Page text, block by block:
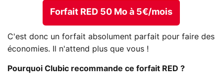
Forfait RED 50 Mo à 5€/mois
C'est donc un forfait absolument parfait pour faire des
économies. Il n'attend plus que vous !
Pourquoi Clubic recommande ce forfait RED ?